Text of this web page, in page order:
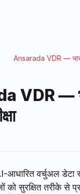
Ansarada VDR —
VDR —
वर्चुअल डेटा
को सुरक्षित तरीके से